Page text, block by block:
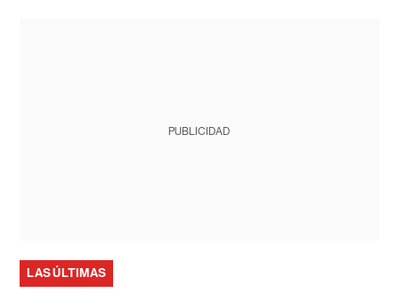
PUBLICIDAD
LAS ÚLTIMAS